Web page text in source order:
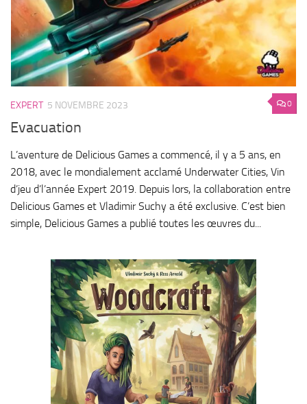
0
EXPERT 5 NOVEMBRE 2023
Evacuation
L’aventure de Delicious Games a commencé, il y a 5 ans, en
2018, avec le mondialement acclamé Underwater Cities, Vin
d’jeu d’l’année Expert 2019. Depuis lors, la collaboration entre
Delicious Games et Vladimir Suchy a été exclusive. C’est bien
simple, Delicious Games a publié toutes les œuvres du...